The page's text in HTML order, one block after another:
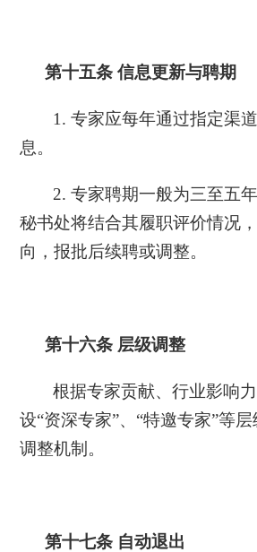
第十五条 信息更新与聘期
1. 专家应每年通过指定渠
息。
2. 专家聘期一般为三至五
秘书处将结合其履职评价情况
向，报批后续聘或调整。
第十六条 层级调整
根据专家贡献、行业影响
设“资深专家”、“特邀专家”等
调整机制。
第十七条 自动退出